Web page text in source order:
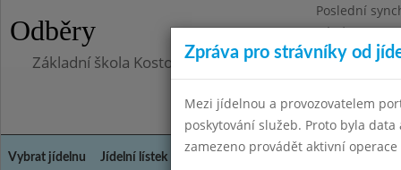
Odběry
Poslední
Pátek
Základní škola Kostomlaty nad Labem, příspěvková
Vybrat jídelnu Jídelní lístek Kontakty a informace
Zpráva pro strávníky od
Mezi jídelnou a provozovatelem
poskytování služeb. Proto byla
zamezeno provádět aktivní